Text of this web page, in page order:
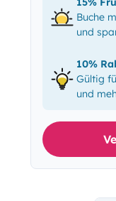
Buche
und
10%
Gültig
und